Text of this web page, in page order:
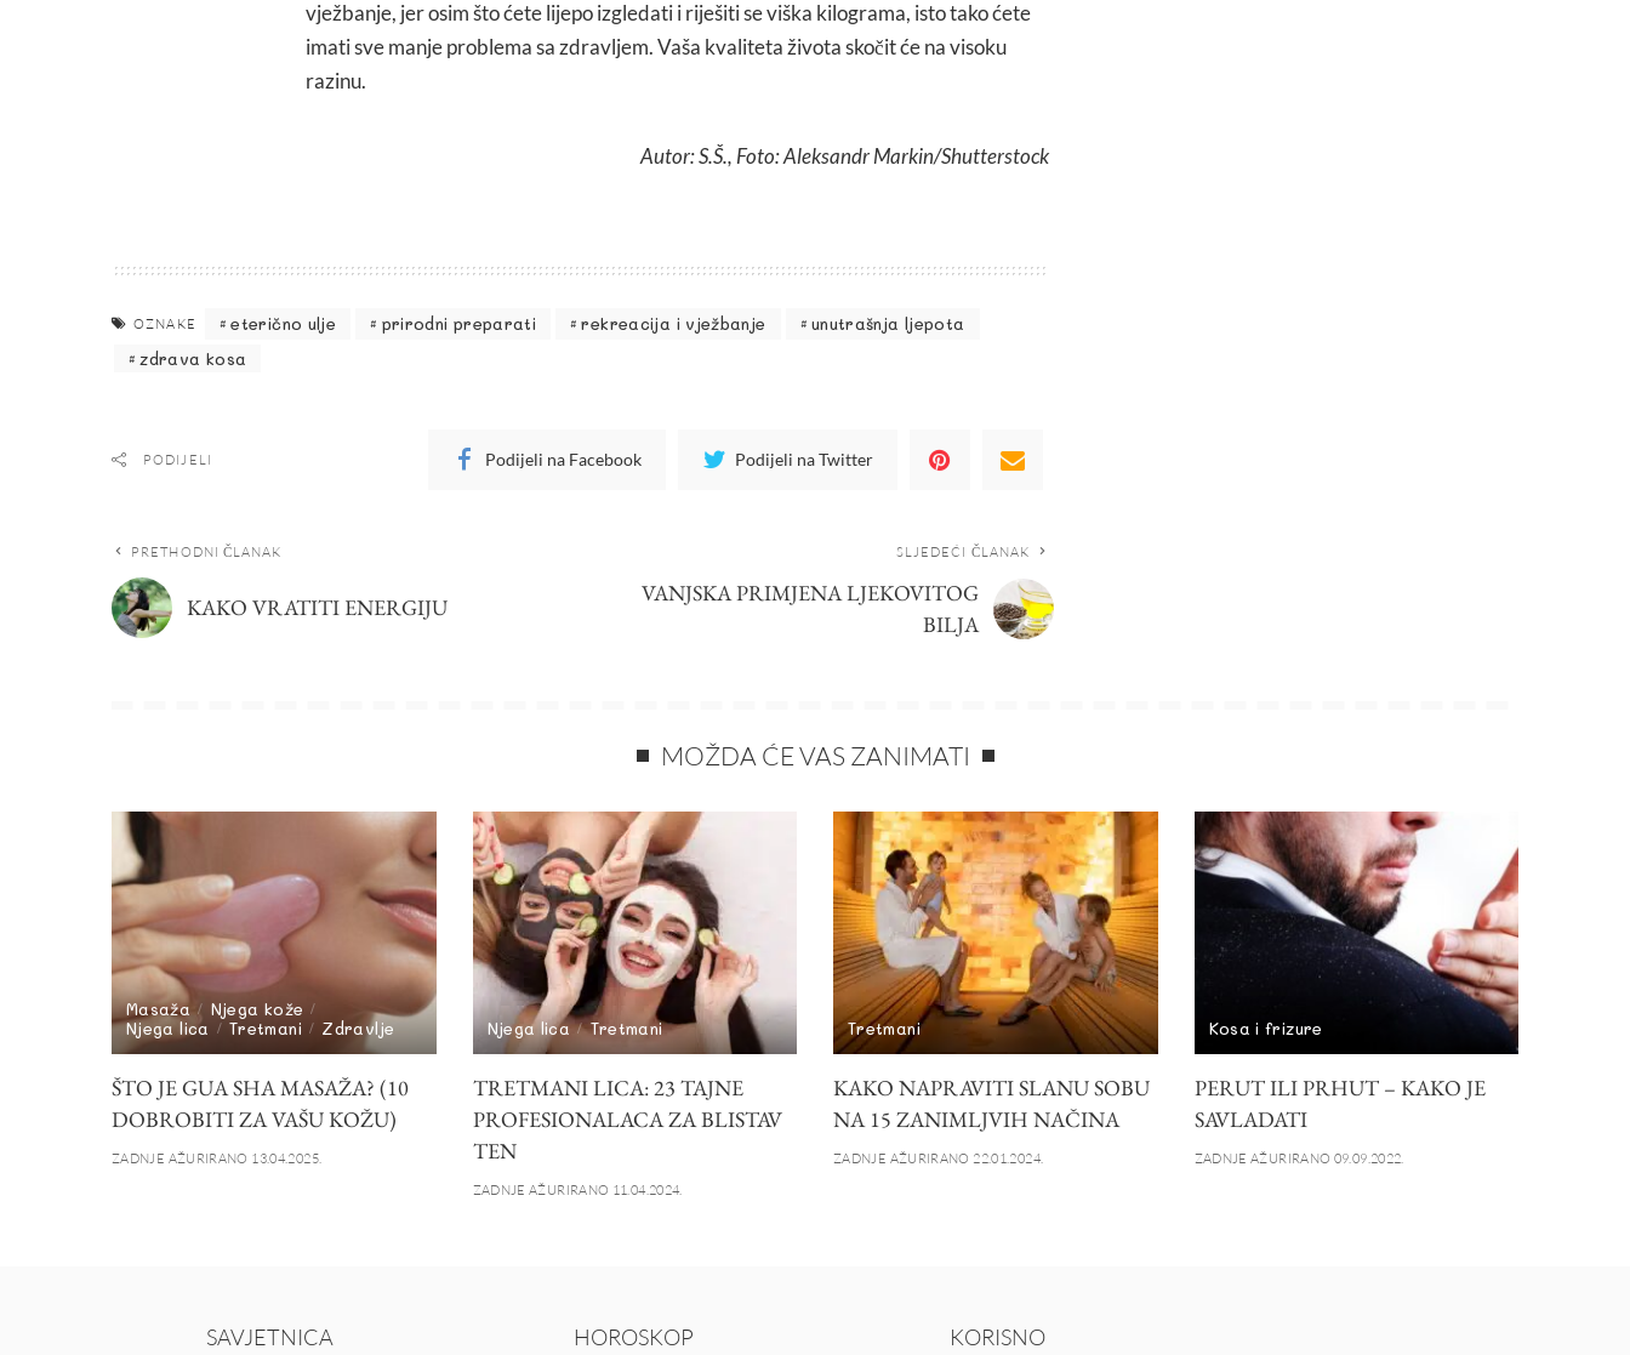
vježbanje, jer osim što ćete lijepo izgledati i riješiti se viška kilograma, isto tako ćete
imati sve manje problema sa zdravljem. Vaša kvaliteta života skočit će na visoku
razinu.
Autor: S.Š., Foto: Aleksandr Markin/Shutterstock
OZNAKE eterično ulje prirodni preparati rekreacija i vježbanje
unutrašnja ljepota
zdrava kosa
PODIJELI Podijeli na Facebook Podijeli na Twitter
PRETHODNI ČLANAK
KAKO VRATITI ENERGIJU
SLJEDEĆI ČLANAK
VANJSKA PRIMJENA LJEKOVITOG
BILJA
MOŽDA ĆE VAS ZANIMATI
Masaža
Njega kože
Njega lica
Tretmani Zdravlje
ŠTO JE GUA SHA MASAŽA? (10
DOBROBITI ZA VAŠU KOŽU)
ZADNJE AŽURIRANO 13.04.2025.
Njega lica Tretmani
TRETMANI LICA: 23 TAJNE
PROFESIONALACA ZA BLISTAV
TEN
ZADNJE AŽURIRANO 11.04.2024.
Tretmani
KAKO NAPRAVITI SLANU SOBU
NA 15 ZANIMLJVIH NAČINA
ZADNJE AŽURIRANO 22.01.2024.
Kosa i frizure
PERUT ILI PRHUT – KAKO JE
SAVLADATI
ZADNJE AŽURIRANO 09.09.2022.
SAVJETNICA HOROSKOP KORISNO